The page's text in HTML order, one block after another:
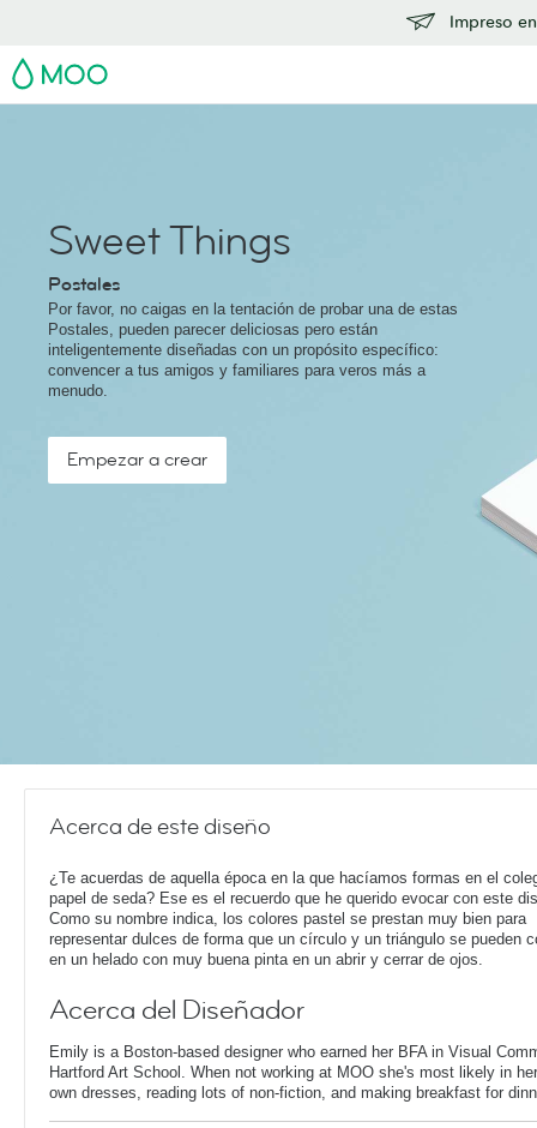
Impreso
MOO
Sweet Things
Postales
Por favor, no caigas en la tentación de probar una de estas
Postales, pueden parecer deliciosas pero están
inteligentemente diseñadas con un propósito específico:
convencer a tus amigos y familiares para veros más a
menudo.
Empezar a crear
Acerca de este diseño
¿Te acuerdas de aquella época en la que hacíamos formas en el
papel de seda? Ese es el recuerdo que he querido evocar con este
Como su nombre indica, los colores pastel se prestan muy bien para
representar dulces de forma que un círculo y un triángulo se pueden
en un helado con muy buena pinta en un abrir y cerrar de ojos.
Acerca del Diseñador
Emily is a Boston-based designer who earned her BFA in Visual
Hartford Art School. When not working at MOO she's most likely in
own dresses, reading lots of non-fiction, and making breakfast for